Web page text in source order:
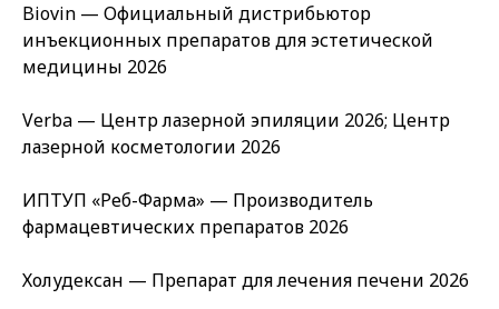
Biovin — Официальный дистрибьютор
инъекционных препаратов для эстетической
медицины 2026
Verba — Центр лазерной эпиляции 2026; Центр
лазерной косметологии 2026
ИПТУП «Реб-Фарма» — Производитель
фармацевтических препаратов 2026
Холудексан — Препарат для лечения печени 2026